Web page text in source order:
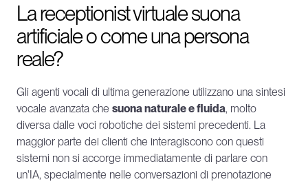
La receptionist virtuale suona
artificiale o come una persona
reale?
Gli agenti vocali di ultima generazione utilizzano una sintesi
vocale avanzata che suona naturale e fluida, molto
diversa dalle voci robotiche dei sistemi precedenti. La
maggior parte dei clienti che interagiscono con questi
sistemi non si accorge immediatamente di parlare con
un'IA, specialmente nelle conversazioni di prenotazione